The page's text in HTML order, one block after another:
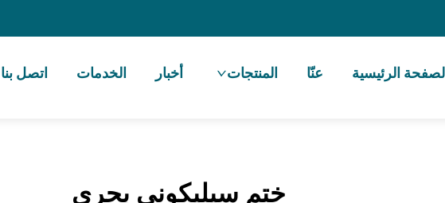
الصفحة الرئيسية عنّا المنتجات أخبار الخدمات اتصل بنا
ختم سيليكوني بحري